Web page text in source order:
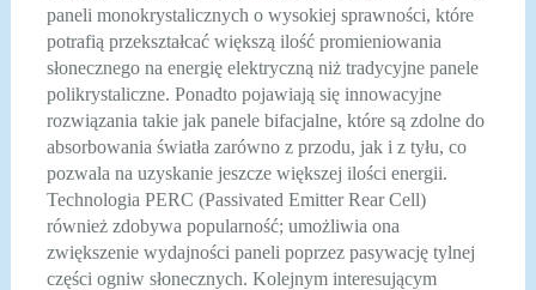
paneli monokrystalicznych o wysokiej sprawności, które
potrafią przekształcać większą ilość promieniowania
słonecznego na energię elektryczną niż tradycyjne panele
polikrystaliczne. Ponadto pojawiają się innowacyjne
rozwiązania takie jak panele bifacjalne, które są zdolne do
absorbowania światła zarówno z przodu, jak i z tyłu, co
pozwala na uzyskanie jeszcze większej ilości energii.
Technologia PERC (Passivated Emitter Rear Cell)
również zdobywa popularność; umożliwia ona
zwiększenie wydajności paneli poprzez pasywację tylnej
części ogniw słonecznych. Kolejnym interesującym